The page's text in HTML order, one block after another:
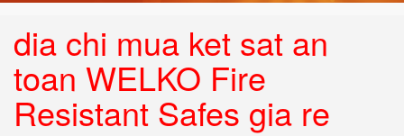
dia chi mua ket sat an
toan WELKO Fire
Resistant Safes gia re